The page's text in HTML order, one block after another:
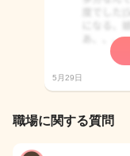
5月29日
職場に関する質問